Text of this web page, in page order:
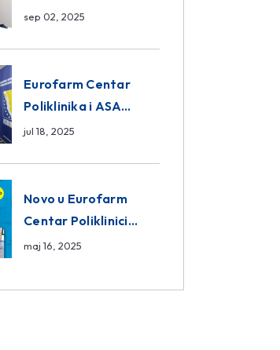
da ili ne?
sep 02, 2025
Eurofarm Centar
Poliklinika i ASA
CENTRAL osiguranje
BiH
jul 18, 2025
Novo u Eurofarm
Centar Poliklinici
Tuzla – opća, dječija i
hirurgija
maj 16, 2025